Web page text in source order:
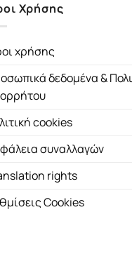
Χρήσης
χρήσης
δεδομένα &
cookies
συναλλαγών
rights
Cookies